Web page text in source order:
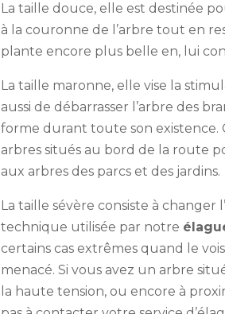
La taille douce, elle est destinée
à la couronne de l’arbre tout en
plante encore plus belle en, lui
La taille maronne, elle vise la
aussi de débarrasser l’arbre des
forme durant toute son existence.
arbres situés au bord de la route
aux arbres des parcs et des jardins.
La taille sévère consiste à changer
technique utilisée par notre
certains cas extrêmes quand le
menacé. Si vous avez un arbre
la haute tension, ou encore à